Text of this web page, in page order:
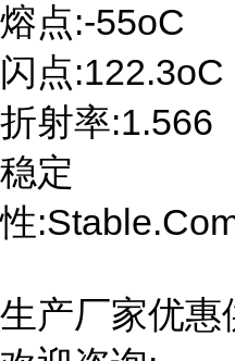
熔点:-55oC
闪点:122.3oC
折射率:1.566
稳定
性
生产厂家优惠